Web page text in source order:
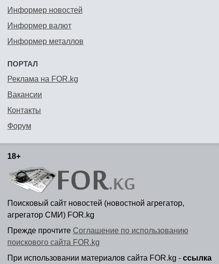
Информер новостей
Информер валют
Информер металлов
ПОРТАЛ
Реклама на FOR.kg
Вакансии
Контакты
Форум
18+
Поисковый сайт новостей (новостной агрегатор,
агрегатор СМИ) FOR.kg
Прежде прочтите Соглашение по использованию
поискового сайта FOR.kg
При использовании материалов сайта FOR.kg - ссылка